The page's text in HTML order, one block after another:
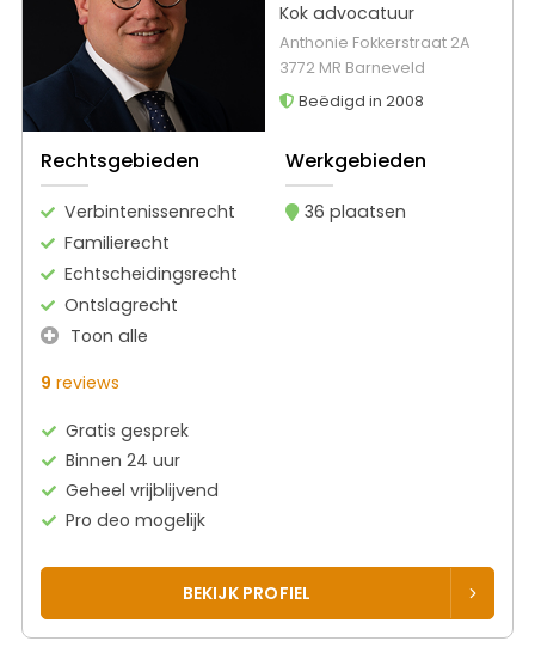
Kok advocatuur
Anthonie Fokkerstraat 2A
3772 MR Barneveld
Beëdigd in 2008
Rechtsgebieden
Verbintenissenrecht
Familierecht
Echtscheidingsrecht
Ontslagrecht
Toon alle
Werkgebieden
36 plaatsen
9 reviews
Gratis gesprek
Binnen 24 uur
Geheel vrijblijvend
Pro deo mogelijk
BEKIJK PROFIEL